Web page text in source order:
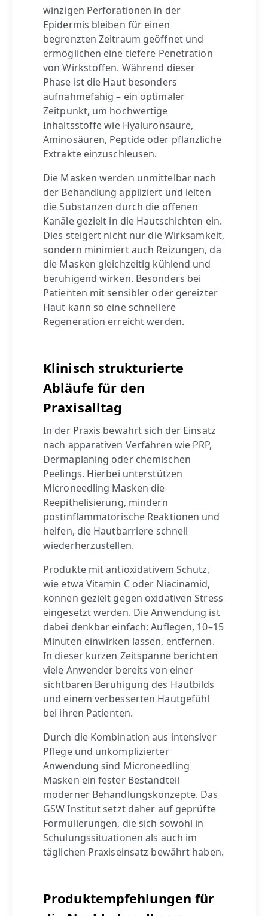
winzigen Perforationen in der
Epidermis bleiben für einen
begrenzten Zeitraum geöffnet und
ermöglichen eine tiefere Penetration
von Wirkstoffen. Während dieser
Phase ist die Haut besonders
aufnahmefähig – ein optimaler
Zeitpunkt, um hochwertige
Inhaltsstoffe wie Hyaluronsäure,
Aminosäuren, Peptide oder pflanzliche
Extrakte einzuschleusen.
Die Masken werden unmittelbar nach
der Behandlung appliziert und leiten
die Substanzen durch die offenen
Kanäle gezielt in die Hautschichten ein.
Dies steigert nicht nur die Wirksamkeit,
sondern minimiert auch Reizungen, da
die Masken gleichzeitig kühlend und
beruhigend wirken. Besonders bei
Patienten mit sensibler oder gereizter
Haut kann so eine schnellere
Regeneration erreicht werden.
Klinisch strukturierte
Abläufe für den
Praxisalltag
In der Praxis bewährt sich der Einsatz
nach apparativen Verfahren wie PRP,
Dermaplaning oder chemischen
Peelings. Hierbei unterstützen
Microneedling Masken die
Reepithelisierung, mindern
postinflammatorische Reaktionen und
helfen, die Hautbarriere schnell
wiederherzustellen.
Produkte mit antioxidativem Schutz,
wie etwa Vitamin C oder Niacinamid,
können gezielt gegen oxidativen Stress
eingesetzt werden. Die Anwendung ist
dabei denkbar einfach: Auflegen, 10–15
Minuten einwirken lassen, entfernen.
In dieser kurzen Zeitspanne berichten
viele Anwender bereits von einer
sichtbaren Beruhigung des Hautbilds
und einem verbesserten Hautgefühl
bei ihren Patienten.
Durch die Kombination aus intensiver
Pflege und unkomplizierter
Anwendung sind Microneedling
Masken ein fester Bestandteil
moderner Behandlungskonzepte. Das
GSW Institut setzt daher auf geprüfte
Formulierungen, die sich sowohl in
Schulungssituationen als auch im
täglichen Praxiseinsatz bewährt haben.
Produktempfehlungen für